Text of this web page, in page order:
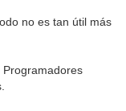
no es tan útil más
Programadores